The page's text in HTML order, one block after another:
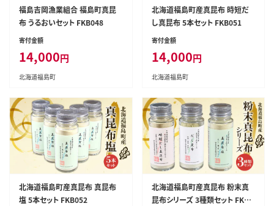
福島吉岡漁業組合 福島町真昆
布 うるおいセット FKB048
寄付金額
14,000円
北海道福島町
北海道福島町産真昆布 時短だ
し真昆布 5本セット FKB051
寄付金額
14,000円
北海道福島町
北海道福島町産真昆布 真昆布
塩 5本セット FKB052
北海道福島町産真昆布 粉末真
昆布シリーズ 3種類セット FKB0